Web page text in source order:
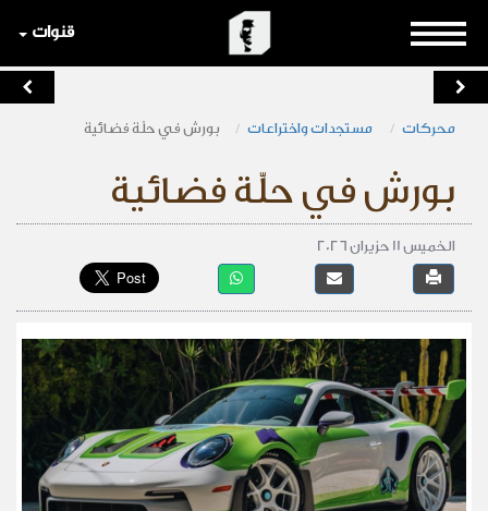
قنوات
محركات مستجدات واختراعات بورش في حلّة فضائية
بورش في حلّة فضائية
الخميس 11 حزيران 2026